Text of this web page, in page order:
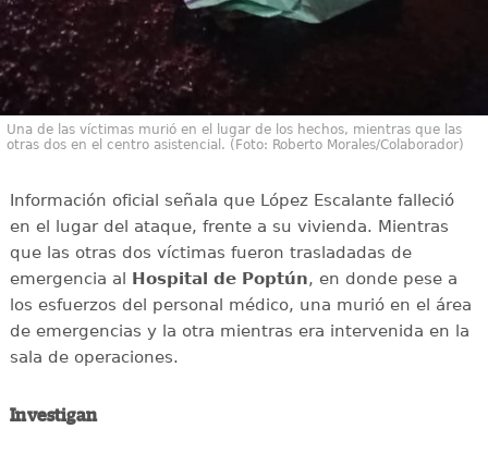
Una de las víctimas murió en el lugar de los hechos, mientras que las
otras dos en el centro asistencial. (Foto: Roberto Morales/Colaborador)
Información oficial señala que López Escalante falleció
en el lugar del ataque, frente a su vivienda. Mientras
que las otras dos víctimas fueron trasladadas de
emergencia al Hospital de Poptún, en donde pese a
los esfuerzos del personal médico, una murió en el área
de emergencias y la otra mientras era intervenida en la
sala de operaciones.
Investigan